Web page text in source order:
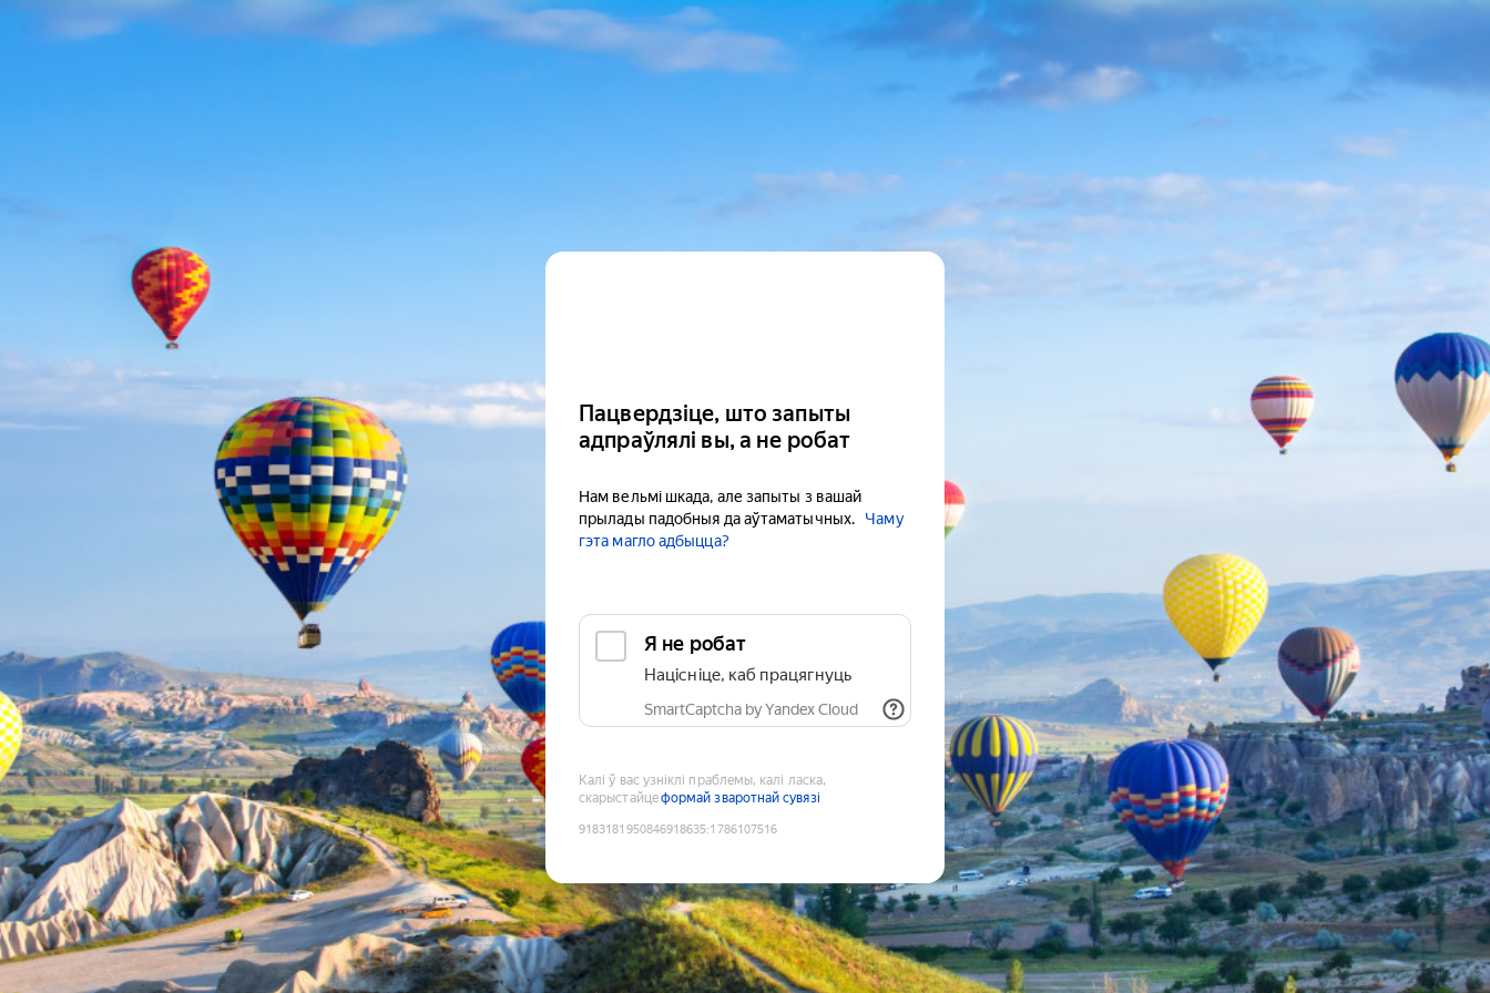
Пацвердзіце, што запыты
адпраўлялі вы, а не робат
Нам вельмі шкада, але запыты з вашай
прылады падобныя да аўтаматычных.
Чаму
гэта магло адбыцца?
Я не робат
Націсніце, каб працягнуць
SmartCaptcha by Yandex Cloud
Калі ў вас узніклі праблемы, калі ласка,
скарыстайцеформай зваротнай сувязі
9183181950846918635:1786107516